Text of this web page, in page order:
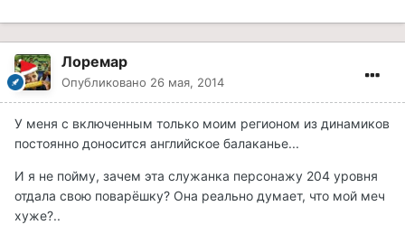
Лоремар
Опубликовано 26 мая, 2014
У меня с включенным только моим регионом из динамиков
постоянно доносится английское балаканье...
И я не пойму, зачем эта служанка персонажу 204 уровня
отдала свою поварёшку? Она реально думает, что мой меч
хуже?..